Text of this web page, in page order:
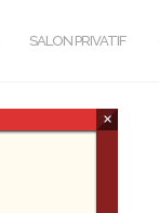
SALON PRIVATIF
×